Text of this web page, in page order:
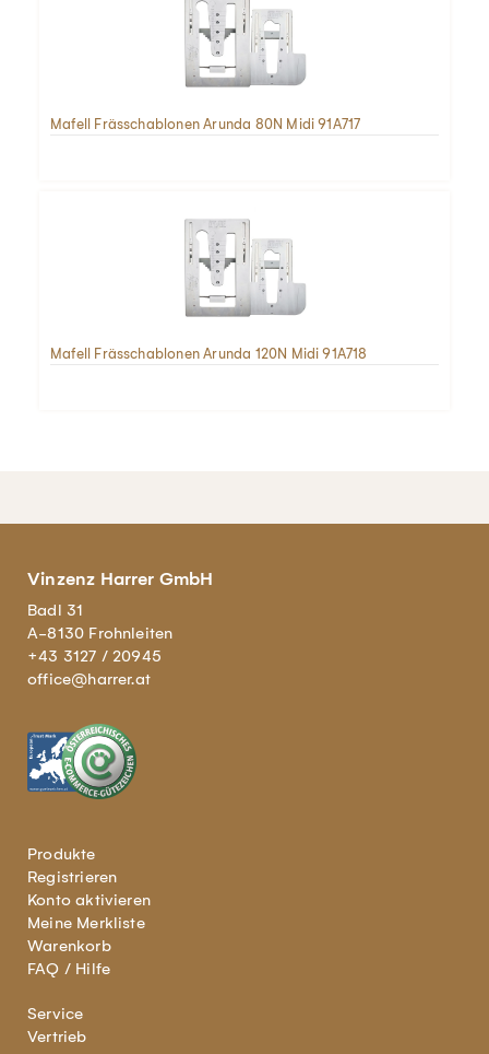
Mafell Frässchablonen Arunda 80N Midi 91A717
Mafell Frässchablonen Arunda 120N Midi 91A718
Vinzenz Harrer GmbH
Badl 31
A-8130 Frohnleiten
+43 3127 / 20945
office@harrer.at
Produkte
Registrieren
Konto aktivieren
Meine Merkliste
Warenkorb
FAQ / Hilfe
Service
Vertrieb